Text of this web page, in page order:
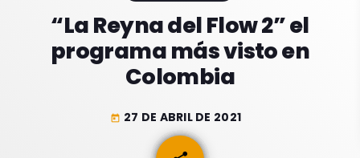
EMISIÓN LA PAZ
EMISIÓN COCHABAMBA
“La Reyna del Flow 2” el
programa más visto en
Colombia
today 27 DE ABRIL DE 2021